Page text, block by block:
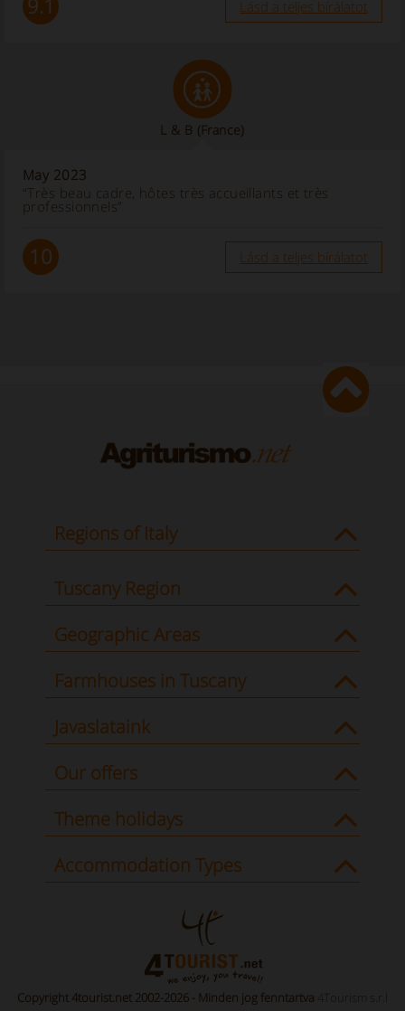
9.1 Lásd a teljes bírálatot
L & B (France)
May 2023
“Très beau cadre, hôtes très accueillants et très
professionnels”
10 Lásd a teljes bírálatot
Regions of Italy
Tuscany Region
Geographic Areas
Farmhouses in Tuscany
Javaslataink
Our offers
Theme holidays
Accommodation Types
Copyright 4tourist.net 2002-2026 - Minden jog fenntartva 4Tourism s.r.l